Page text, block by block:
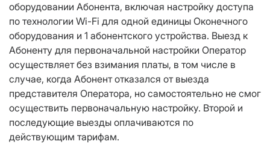
оборудовании Абонента, включая настройку доступа
по технологии Wi-Fi для одной единицы Оконечного
оборудования и 1 абонентского устройства. Выезд к
Абоненту для первоначальной настройки Оператор
осуществляет без взимания платы, в том числе в
случае, когда Абонент отказался от выезда
представителя Оператора, но самостоятельно не смог
осуществить первоначальную настройку. Второй и
последующие выезды оплачиваются по
действующим тарифам.